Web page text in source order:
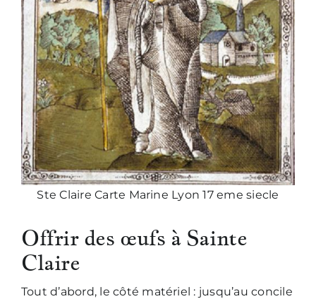
Ste Claire Carte Marine Lyon 17 eme siecle
Offrir des œufs à Sainte
Claire
Tout d’abord, le côté matériel : jusqu’au concile